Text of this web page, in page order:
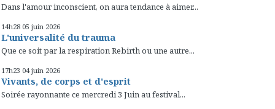
Dans l'amour inconscient, on aura tendance à aimer...
14h28 05 juin 2026
L'universalité du trauma
Que ce soit par la respiration Rebirth ou une autre...
17h23 04 juin 2026
Vivants, de corps et d'esprit
Soirée rayonnante ce mercredi 3 Juin au festival...